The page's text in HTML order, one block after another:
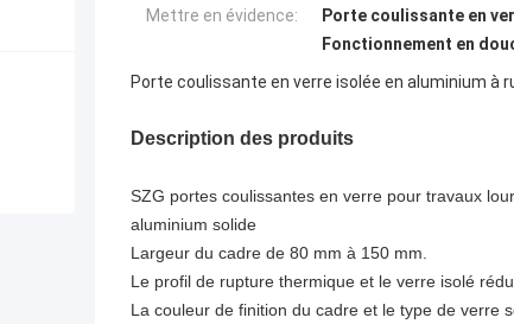
Mettre en évidence:
Porte coulissante en
Fonctionnement en
Porte coulissante en verre isolée en aluminium à
Description des produits
SZG portes coulissantes en verre pour travaux
aluminium solide
Largeur du cadre de 80 mm à 150 mm.
Le profil de rupture thermique et le verre isolé
La couleur de finition du cadre et le type de verre